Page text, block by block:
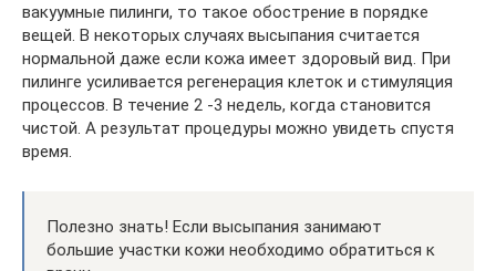
вакуумные пилинги, то такое обострение в порядке
вещей. В некоторых случаях высыпания считается
нормальной даже если кожа имеет здоровый вид. При
пилинге усиливается регенерация клеток и стимуляция
процессов. В течение 2 -3 недель, когда становится
чистой. А результат процедуры можно увидеть спустя
время.
Полезно знать! Если высыпания занимают
большие участки кожи необходимо обратиться к